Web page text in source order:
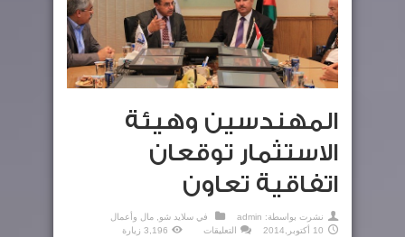
المهندسين وهيئة
الاستثمار توقعان
اتفاقية تعاون
نشرت بواسطة: admin في سلايد شو, مال وأعمال
10 أكتوبر,2014
التعليقات 3,196 زيارة